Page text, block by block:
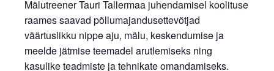
Mälutreener Tauri Tallermaa juhendamisel koolituse
raames saavad põllumajandusettevõtjad
väärtuslikku nippe aju, mälu, keskendumise ja
meelde jätmise teemadel arutlemiseks ning
kasulike teadmiste ja tehnikate omandamiseks.